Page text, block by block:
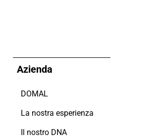
Azienda
DOMAL
La nostra esperienza
Il nostro DNA